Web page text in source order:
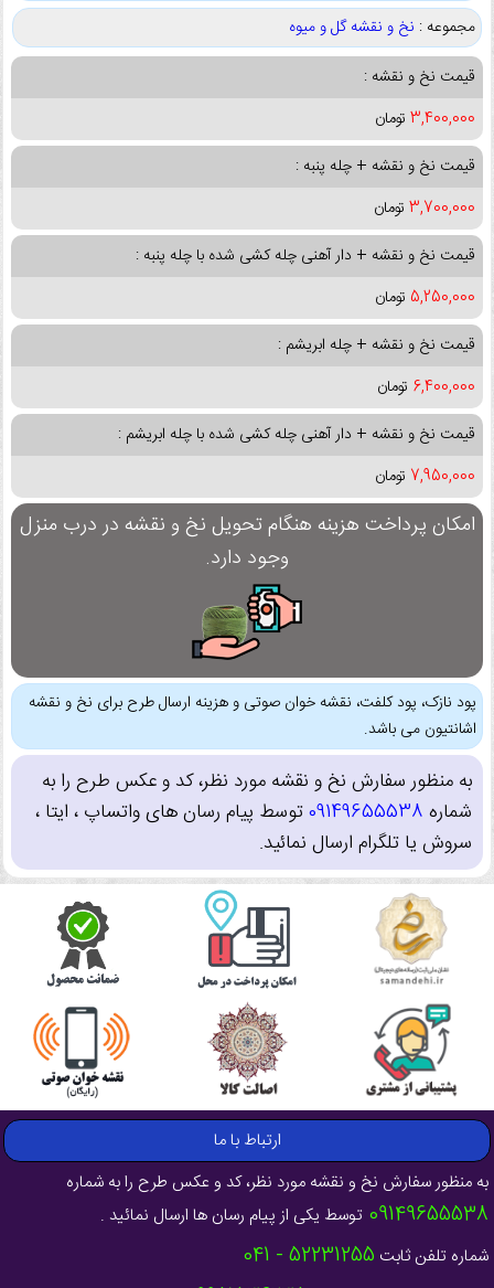
مجموعه : نخ و نقشه گل و میوه
قیمت نخ و نقشه :
3,400,000 تومان
قیمت نخ و نقشه + چله پنبه :
3,700,000 تومان
قیمت نخ و نقشه + دار آهنی چله کشی شده با چله پنبه :
5,250,000 تومان
قیمت نخ و نقشه + چله ابریشم :
6,400,000 تومان
قیمت نخ و نقشه + دار آهنی چله کشی شده با چله ابریشم :
7,950,000 تومان
امکان پرداخت هزینه هنگام تحویل نخ و نقشه در درب منزل
وجود دارد.
پود نازک، پود کلفت، نقشه خوان صوتی و هزینه ارسال طرح برای نخ و نقشه
اشانتیون می باشد.
به منظور سفارش نخ و نقشه مورد نظر، کد و عکس طرح را به
شماره 09149655538توسط پیام رسان های واتساپ ، ایتا ،
سروش یا تلگرام ارسال نمائید.
ارتباط با ما
به منظور سفارش نخ و نقشه مورد نظر، کد و عکس طرح را به شماره
09149655538 توسط یکی از پیام رسان ها ارسال نمائید .
شماره تلفن ثابت 52231255 - 041